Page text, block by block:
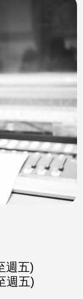
週五)
週五)